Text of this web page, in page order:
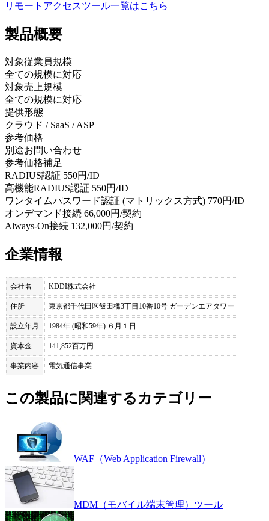
リモートアクセスツール一覧はこちら
製品概要
対象従業員規模
全ての規模に対応
対象売上規模
全ての規模に対応
提供形態
クラウド / SaaS / ASP
参考価格
別途お問い合わせ
参考価格補足
RADIUS認証 550円/ID
高機能RADIUS認証 550円/ID
ワンタイムパスワード認証 (マトリックス方式) 770円/ID
オンデマンド接続 66,000円/契約
Always-On接続 132,000円/契約
企業情報
会社名 KDDI株式会社
住所 東京都千代田区飯田橋3丁目10番10号 ガーデンエアタワー
設立年月 1984年 (昭和59年) ６月１日
資本金 141,852百万円
事業内容 電気通信事業
この製品に関連するカテゴリー
WAF（Web Application Firewall）
MDM（モバイル端末管理）ツール